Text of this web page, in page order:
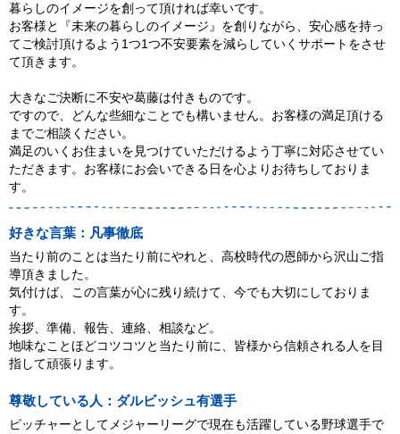
暮らしのイメージを創って頂ければ幸いです。
お客様と『未来の暮らしのイメージ』を創りながら、安心感を持っ
てご検討頂けるよう1つ1つ不安要素を減らしていくサポートをさせ
て頂きます。
大きなご決断に不安や葛藤は付きものです。
ですので、どんな些細なことでも構いません。お客様の満足頂ける
までご相談ください。
満足のいくお住まいを見つけていただけるよう丁寧に対応させてい
ただきます。お客様にお会いできる日を心よりお待ちしておりま
す。
好きな言葉：凡事徹底
当たり前のことは当たり前にやれと、高校時代の恩師から沢山ご指
導頂きました。
気付けば、この言葉が心に残り続けて、今でも大切にしておりま
す。
挨拶、準備、報告、連絡、相談など。
地味なことほどコツコツと当たり前に、皆様から信頼される人を目
指して頑張ります。
尊敬している人：ダルビッシュ有選手
ピッチャーとしてメジャーリーグで現在も活躍している野球選手で